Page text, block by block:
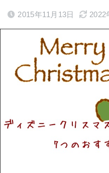
2015年11月13日 2022